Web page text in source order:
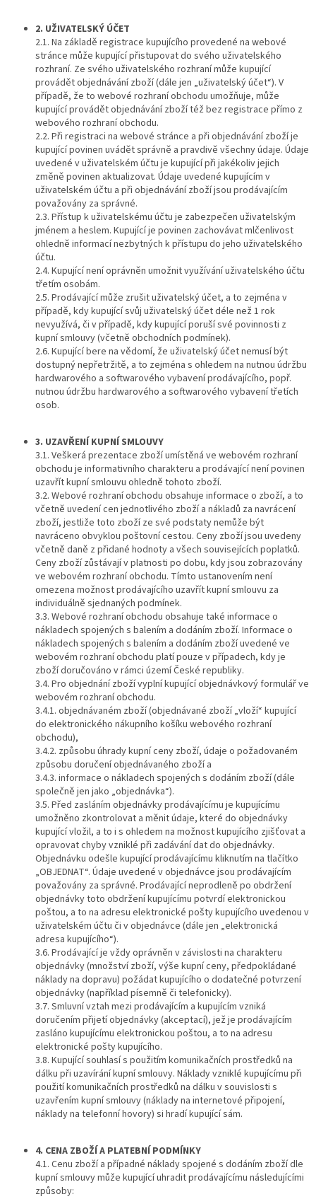
2. UŽIVATELSKÝ ÚČET
2.1. Na základě registrace kupujícího provedené na webové
stránce může kupující přistupovat do svého uživatelského
rozhraní. Ze svého uživatelského rozhraní může kupující
provádět objednávání zboží (dále jen „uživatelský účet“). V
případě, že to webové rozhraní obchodu umožňuje, může
kupující provádět objednávání zboží též bez registrace přímo z
webového rozhraní obchodu.
2.2. Při registraci na webové stránce a při objednávání zboží je
kupující povinen uvádět správně a pravdivě všechny údaje. Údaje
uvedené v uživatelském účtu je kupující při jakékoliv jejich
změně povinen aktualizovat. Údaje uvedené kupujícím v
uživatelském účtu a při objednávání zboží jsou prodávajícím
považovány za správné.
2.3. Přístup k uživatelskému účtu je zabezpečen uživatelským
jménem a heslem. Kupující je povinen zachovávat mlčenlivost
ohledně informací nezbytných k přístupu do jeho uživatelského
účtu.
2.4. Kupující není oprávněn umožnit využívání uživatelského účtu
třetím osobám.
2.5. Prodávající může zrušit uživatelský účet, a to zejména v
případě, kdy kupující svůj uživatelský účet déle než 1 rok
nevyužívá, či v případě, kdy kupující poruší své povinnosti z
kupní smlouvy (včetně obchodních podmínek).
2.6. Kupující bere na vědomí, že uživatelský účet nemusí být
dostupný nepřetržitě, a to zejména s ohledem na nutnou údržbu
hardwarového a softwarového vybavení prodávajícího, popř.
nutnou údržbu hardwarového a softwarového vybavení třetích
osob.
3. UZAVŘENÍ KUPNÍ SMLOUVY
3.1. Veškerá prezentace zboží umístěná ve webovém rozhraní
obchodu je informativního charakteru a prodávající není povinen
uzavřít kupní smlouvu ohledně tohoto zboží.
3.2. Webové rozhraní obchodu obsahuje informace o zboží, a to
včetně uvedení cen jednotlivého zboží a nákladů za navrácení
zboží, jestliže toto zboží ze své podstaty nemůže být
navráceno obvyklou poštovní cestou. Ceny zboží jsou uvedeny
včetně daně z přidané hodnoty a všech souvisejících poplatků.
Ceny zboží zůstávají v platnosti po dobu, kdy jsou zobrazovány
ve webovém rozhraní obchodu. Tímto ustanovením není
omezena možnost prodávajícího uzavřít kupní smlouvu za
individuálně sjednaných podmínek.
3.3. Webové rozhraní obchodu obsahuje také informace o
nákladech spojených s balením a dodáním zboží. Informace o
nákladech spojených s balením a dodáním zboží uvedené ve
webovém rozhraní obchodu platí pouze v případech, kdy je
zboží doručováno v rámci území České republiky.
3.4. Pro objednání zboží vyplní kupující objednávkový formulář ve
webovém rozhraní obchodu.
3.4.1. objednávaném zboží (objednávané zboží „vloží“ kupující
do elektronického nákupního košíku webového rozhraní
obchodu),
3.4.2. způsobu úhrady kupní ceny zboží, údaje o požadovaném
způsobu doručení objednávaného zboží a
3.4.3. informace o nákladech spojených s dodáním zboží (dále
společně jen jako „objednávka“).
3.5. Před zasláním objednávky prodávajícímu je kupujícímu
umožněno zkontrolovat a měnit údaje, které do objednávky
kupující vložil, a to i s ohledem na možnost kupujícího zjišťovat a
opravovat chyby vzniklé při zadávání dat do objednávky.
Objednávku odešle kupující prodávajícímu kliknutím na tlačítko
„OBJEDNAT“. Údaje uvedené v objednávce jsou prodávajícím
považovány za správné. Prodávající neprodleně po obdržení
objednávky toto obdržení kupujícímu potvrdí elektronickou
poštou, a to na adresu elektronické pošty kupujícího uvedenou v
uživatelském účtu či v objednávce (dále jen „elektronická
adresa kupujícího“).
3.6. Prodávající je vždy oprávněn v závislosti na charakteru
objednávky (množství zboží, výše kupní ceny, předpokládané
náklady na dopravu) požádat kupujícího o dodatečné potvrzení
objednávky (například písemně či telefonicky).
3.7. Smluvní vztah mezi prodávajícím a kupujícím vzniká
doručením přijetí objednávky (akceptací), jež je prodávajícím
zasláno kupujícímu elektronickou poštou, a to na adresu
elektronické pošty kupujícího.
3.8. Kupující souhlasí s použitím komunikačních prostředků na
dálku při uzavírání kupní smlouvy. Náklady vzniklé kupujícímu při
použití komunikačních prostředků na dálku v souvislosti s
uzavřením kupní smlouvy (náklady na internetové připojení,
náklady na telefonní hovory) si hradí kupující sám.
4. CENA ZBOŽÍ A PLATEBNÍ PODMÍNKY
4.1. Cenu zboží a případné náklady spojené s dodáním zboží dle
kupní smlouvy může kupující uhradit prodávajícímu následujícími
způsoby: